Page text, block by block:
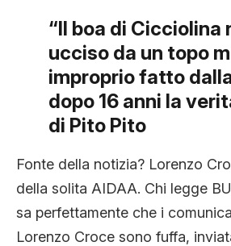
“Il boa di Cicciolina
ucciso da un topo
improprio fatto
dopo 16 anni la
di Pito Pito
Fonte della notizia? Lorenzo
della solita AIDAA. Chi legge
sa perfettamente che i
Lorenzo Croce sono fuffa,